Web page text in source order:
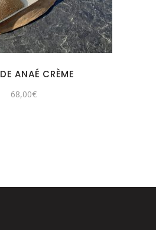
ANAÉ CRÈME
68,00€